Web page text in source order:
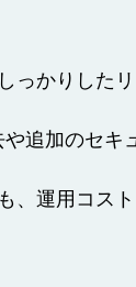
っかりした
追加のセキ
運用コス